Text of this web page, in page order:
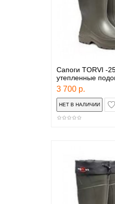
Сапоги TORVI -
утепленные
3 700 р.